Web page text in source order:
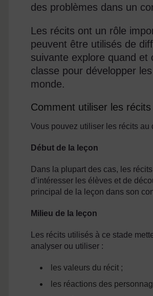
des problèmes dans un
Les récits ont un rôle
peuvent être utilisés de
suivante explore quand
classe pour développer
monde.
Comment utiliser les
Vous pouvez utiliser les récits
Début de la leçon
Dans la plupart des cas, les
d’intéresser les élèves et de
principal de la leçon dans son
Milieu de la leçon
Les récits utilisés à ce stade
analyser ou utiliser :
les valeurs du récit ;
les réactions des